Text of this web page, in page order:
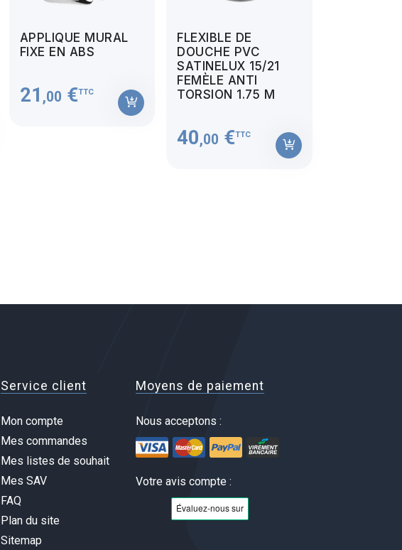
APPLIQUE MURAL
FIXE EN ABS
21 ,00 €TTC
FLEXIBLE DE
DOUCHE PVC
SATINELUX 15/21
FEMÈLE ANTI
TORSION 1.75 M
40,00 €TTC
Service client
Mon compte
Mes commandes
Mes listes de souhait
Mes SAV
FAQ
Plan du site
Sitemap
Moyens de paiement
Nous acceptons :
Votre avis compte :